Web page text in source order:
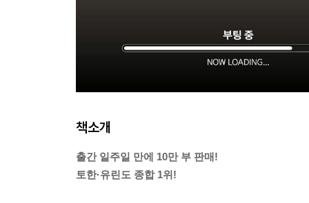
책소개
출간 일주일 만에 10만 부 판매!
토한·유린도 종합 1위!